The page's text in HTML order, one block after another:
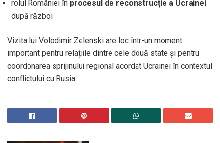
rolul României în procesul de reconstrucție a Ucrainei
după război
Vizita lui Volodimir Zelenski are loc într-un moment
important pentru relațiile dintre cele două state și pentru
coordonarea sprijinului regional acordat Ucrainei în contextul
conflictului cu Rusia.